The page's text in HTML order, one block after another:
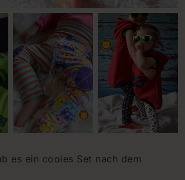
es ein cooles Set nach dem